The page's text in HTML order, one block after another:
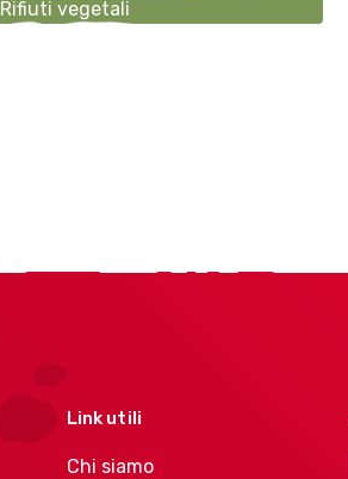
Rifiuti vegetali
Link utili
Chi siamo